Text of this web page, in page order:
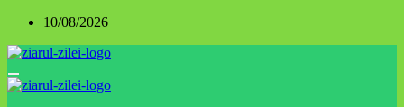
conținut
10/08/2026